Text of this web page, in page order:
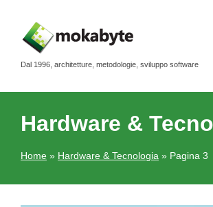
Dal 1996, architetture, metodologie, sviluppo software
Hardware &
Home » Hardware & Tecnologia » Pagina 3